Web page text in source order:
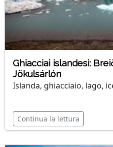
Ghiacciai islandesi:
Jökulsárlón
Islanda, ghiacciaio, lago,
Continua la lettura